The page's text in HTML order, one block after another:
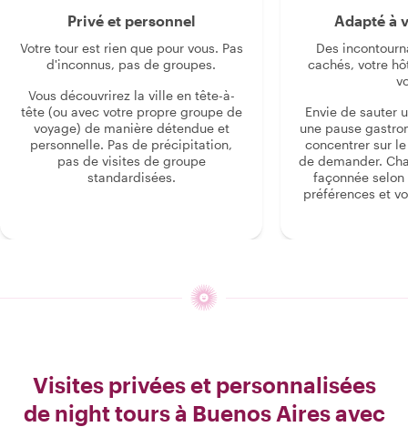
Privé et personnel
Votre tour est rien que pour vous. Pas
d'inconnus, pas de groupes.
Vous découvrirez la ville en tête-à-
tête (ou avec votre propre groupe de
voyage) de manière détendue et
personnelle. Pas de précipitation,
pas de visites de groupe
standardisées.
Adapté à
Des
cachés, votre
Envie de sauter
une pause
concentrer sur
de demander.
façonnée
préférences et
Visites privées et personnalisées
de night tours à Buenos Aires avec